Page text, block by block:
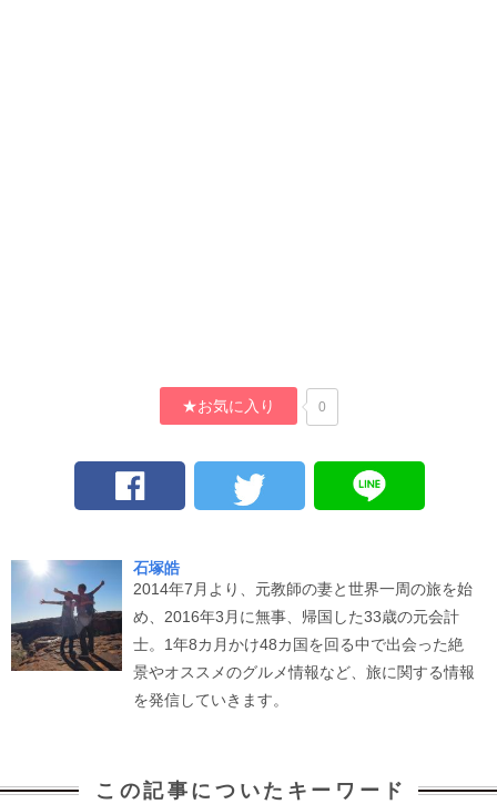
★お気に入り 0
石塚皓
2014年7月より、元教師の妻と世界一周の旅を始
め、2016年3月に無事、帰国した33歳の元会計
士。1年8カ月かけ48カ国を回る中で出会った絶
景やオススメのグルメ情報など、旅に関する情報
を発信していきます。
この記事についたキーワード